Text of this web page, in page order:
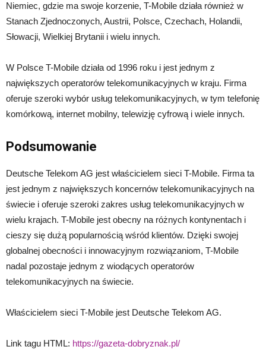
Niemiec, gdzie ma swoje korzenie, T-Mobile działa również w
Stanach Zjednoczonych, Austrii, Polsce, Czechach, Holandii,
Słowacji, Wielkiej Brytanii i wielu innych.
W Polsce T-Mobile działa od 1996 roku i jest jednym z
największych operatorów telekomunikacyjnych w kraju. Firma
oferuje szeroki wybór usług telekomunikacyjnych, w tym telefonię
komórkową, internet mobilny, telewizję cyfrową i wiele innych.
Podsumowanie
Deutsche Telekom AG jest właścicielem sieci T-Mobile. Firma ta
jest jednym z największych koncernów telekomunikacyjnych na
świecie i oferuje szeroki zakres usług telekomunikacyjnych w
wielu krajach. T-Mobile jest obecny na różnych kontynentach i
cieszy się dużą popularnością wśród klientów. Dzięki swojej
globalnej obecności i innowacyjnym rozwiązaniom, T-Mobile
nadal pozostaje jednym z wiodących operatorów
telekomunikacyjnych na świecie.
Właścicielem sieci T-Mobile jest Deutsche Telekom AG.
Link tagu HTML: https://gazeta-dobryznak.pl/